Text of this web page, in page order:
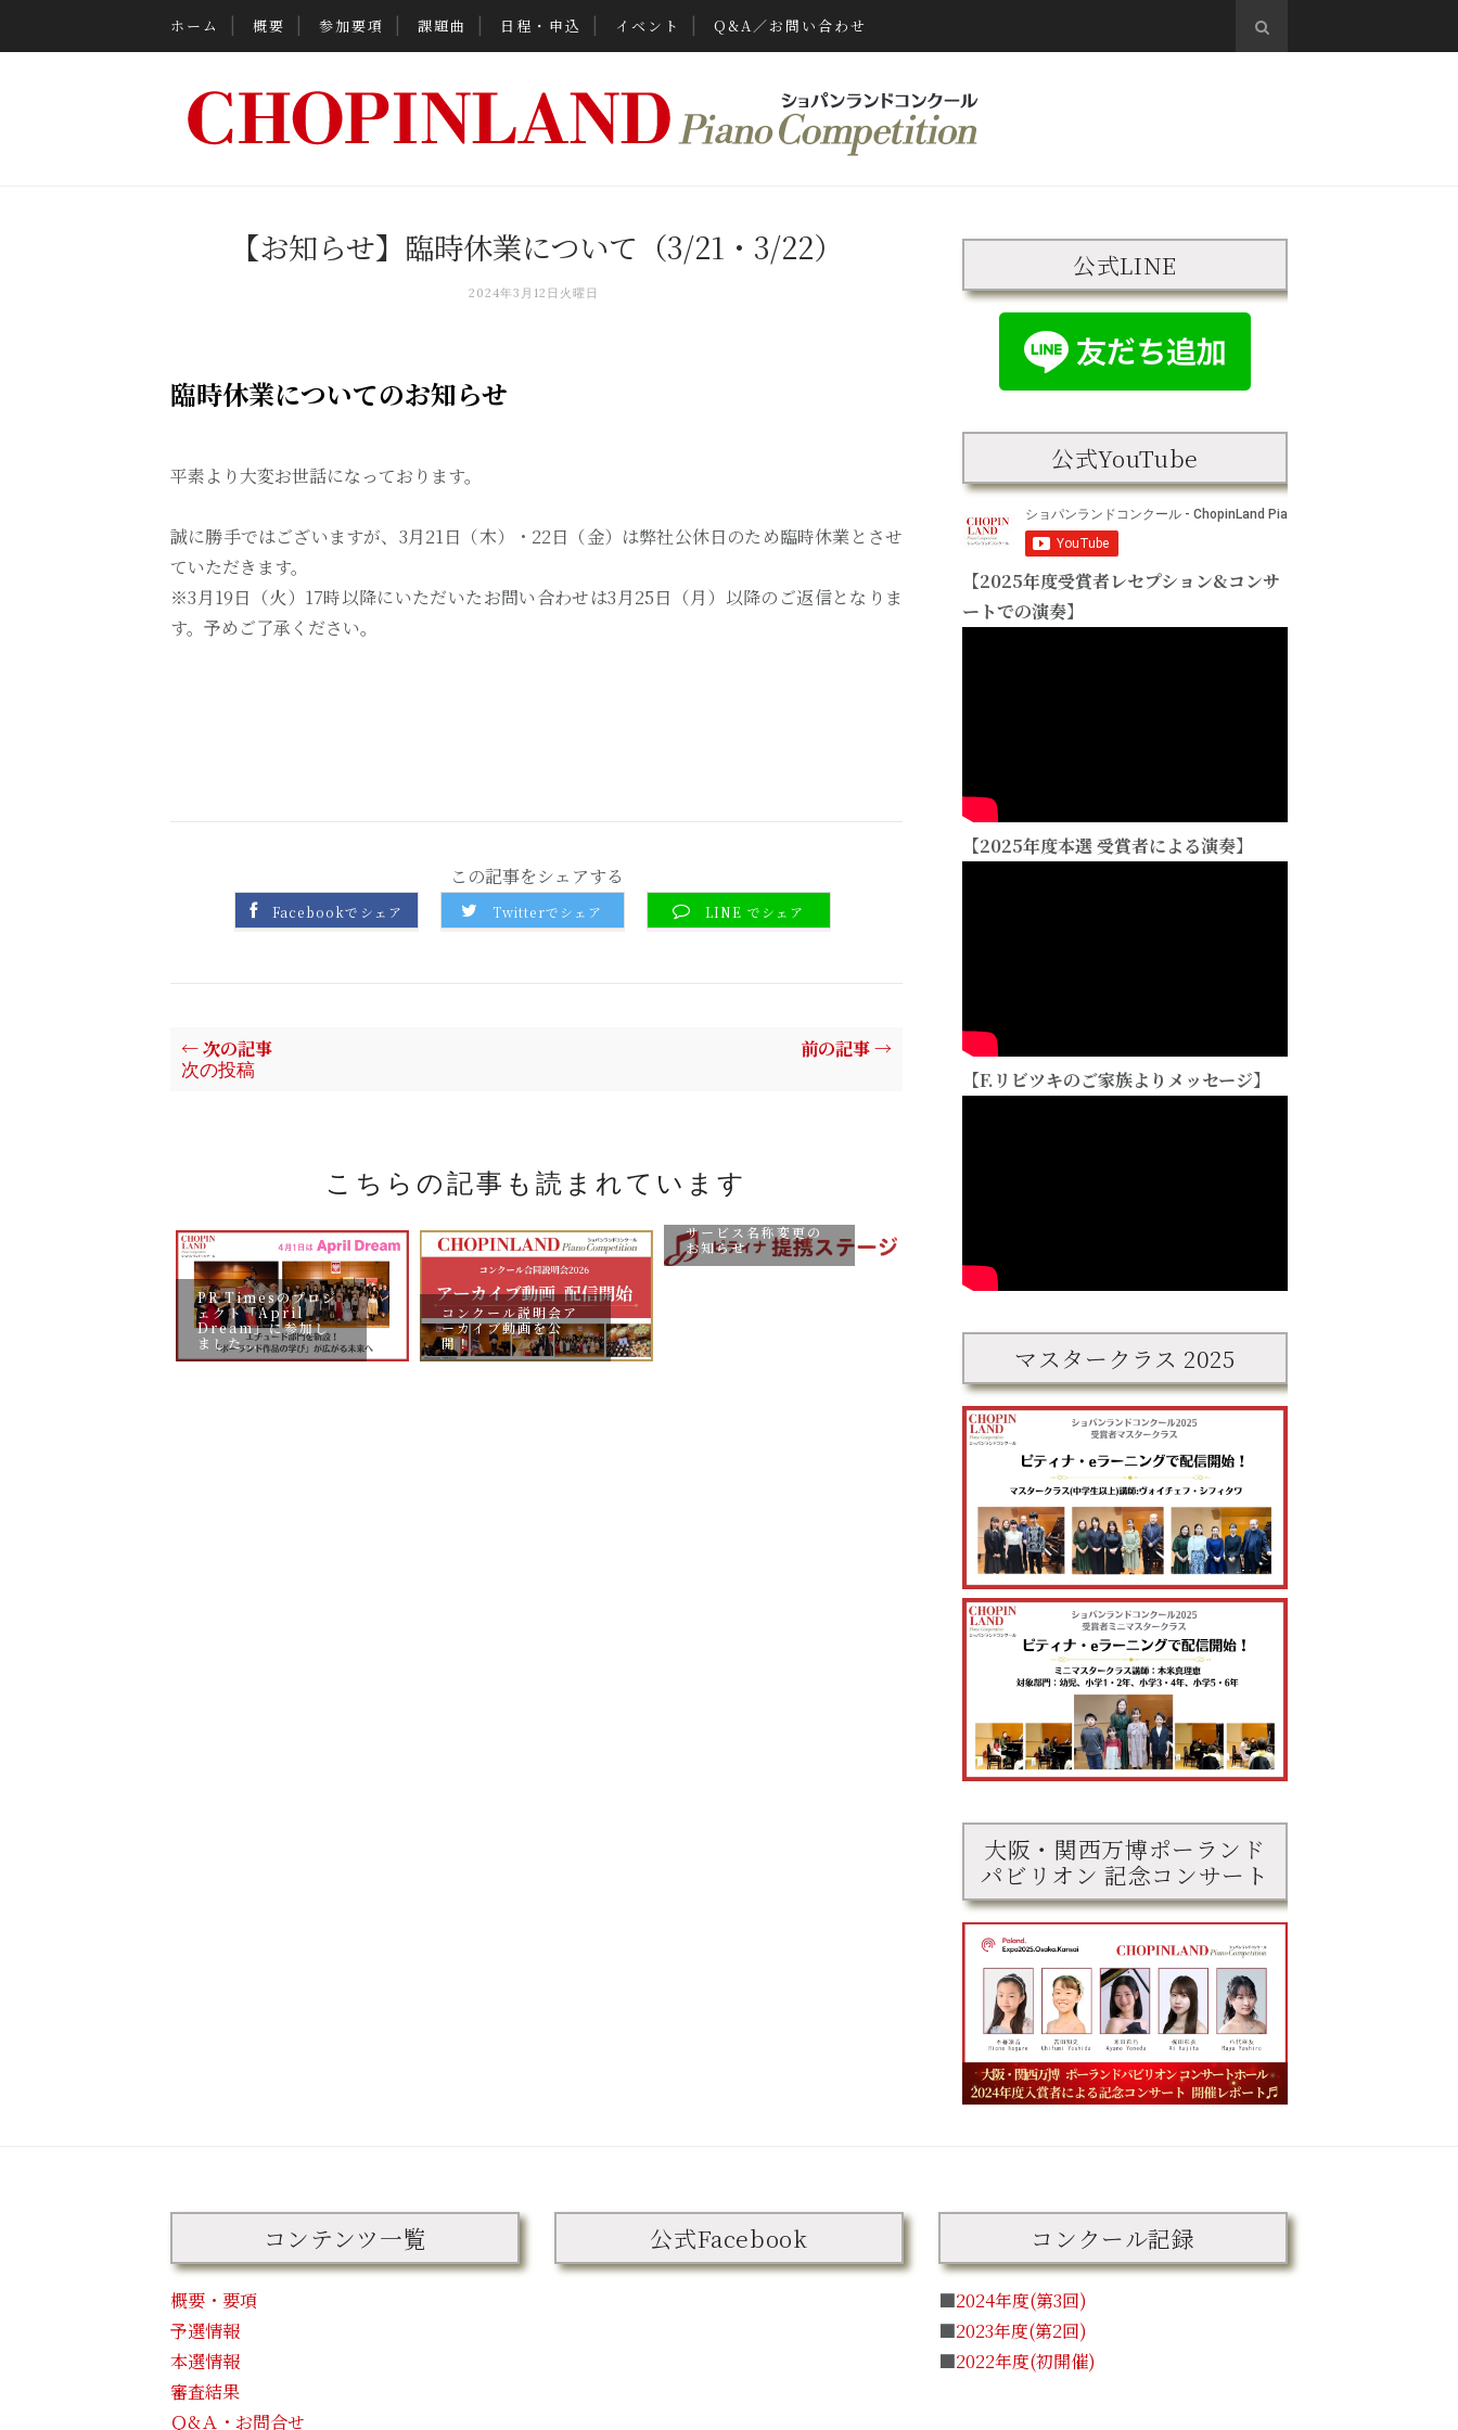
ホーム 概要 参加要項 課題曲 日程・申込 イベント Q&A／お問い合わせ
【お知らせ】臨時休業について（3/21・3/22）
2024年3月12日火曜日
臨時休業についてのお知らせ
平素より大変お世話になっております。
誠に勝手ではございますが、3月21日（木）・22日（金）は弊社公休日のため臨時休業とさせ
ていただきます。
※3月19日（火）17時以降にいただいたお問い合わせは3月25日（月）以降のご返信となりま
す。予めご了承ください。
この記事をシェアする
Facebookでシェア Twitterでシェア LINE でシェア
← 次の記事
次の投稿
前の記事 →
こちらの記事も読まれています
PR Timesのプロジ
ェクト「April
Dream」に参加し
ました...
コンクール説明会ア
ーカイブ動画を公
開！
【提携コンクール⇒
サービス名称変更の
お知らせ
賞について
公式LINE
公式YouTube
【2025年度受賞者レセプション&コンサ
ートでの演奏】
【2025年度本選 受賞者による演奏】
【F.リビツキのご家族よりメッセージ】
マスタークラス 2025
大阪・関西万博ポーランド
パビリオン 記念コンサート
コンテンツ一覧
概要・要項
予選情報
本選情報
審査結果
Ｑ&Ａ・お問合せ
公式Facebook コンクール記録
■2024年度(第3回)
■2023年度(第2回)
■2022年度(初開催)